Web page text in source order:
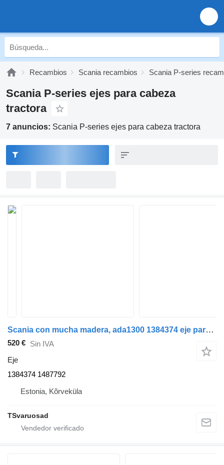
Recambios Scania recambios Scania P-series
Scania P-series ejes para cabeza
tractora
7 anuncios: Scania P-series ejes para cabeza tractora
Scania con mucha madera, ada1300 1384374 eje para Scania P94 cabeza tractora
520 € Sin IVA
Eje
1384374 1487792
Estonia, Kõrveküla
TSvaruosad